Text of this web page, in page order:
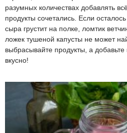
разумных количествах добавлять
продукты сочетались. Если
сыра грустит на полке, ломтик
ложек тушеной капусты не может
выбрасывайте продукты, а добавьте
вкусно!